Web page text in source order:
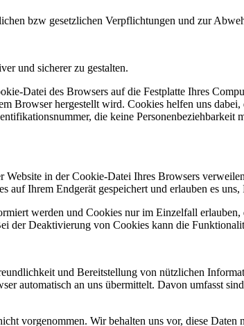
bzw gesetzlichen Verpflichtungen und zur
und sicherer zu gestalten.
Datei des Browsers auf die Festplatte Ihres
Browser hergestellt wird. Cookies helfen uns
die keine
Website in der Cookie-Datei Ihres Browsers
Ihrem Endgerät gespeichert und erlauben es
werden und Cookies nur im Einzelfall
der Deaktivierung von Cookies kann die
und Bereitstellung von nützlichen
automatisch an uns übermittelt. Davon umfasst
vorgenommen. Wir behalten uns vor, diese